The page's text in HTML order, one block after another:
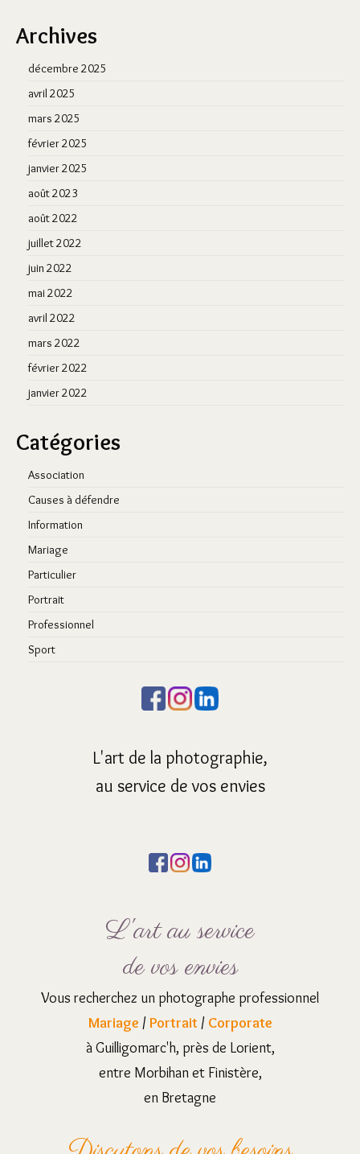
Archives
décembre 2025
avril 2025
mars 2025
février 2025
janvier 2025
août 2023
août 2022
juillet 2022
juin 2022
mai 2022
avril 2022
mars 2022
février 2022
janvier 2022
Catégories
Association
Causes à défendre
Information
Mariage
Particulier
Portrait
Professionnel
Sport
L'art de la photographie,
au service de vos envies
L'art au service
de vos envies
Vous recherchez un photographe professionnel
Mariage /Portrait / Corporate
à Guilligomarc'h, près de Lorient,
entre Morbihan et Finistère,
en Bretagne